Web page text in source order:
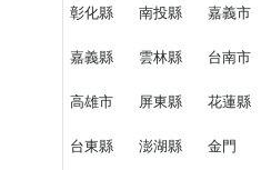
彰化縣 南投縣 嘉義市
嘉義縣 雲林縣 台南市
高雄市 屏東縣 花蓮縣
台東縣 澎湖縣 金門